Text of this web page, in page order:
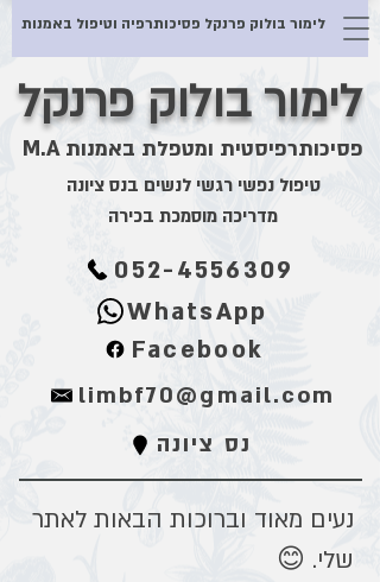
לימור בולוק פרנקל פסיכותרפיה וטיפול באמנות
לימור בולוק פרנקל
פסיכותרפיסטית ומטפלת באמנות M.A
טיפול נפשי רגשי לנשים בנס ציונה
מדריכה מוסמכת בכירה
052-4556309
WhatsApp
limbf70@gmail.com
נס ציונה
נעים מאוד וברוכות הבאות לאתר
שלי. 😊
Facebook